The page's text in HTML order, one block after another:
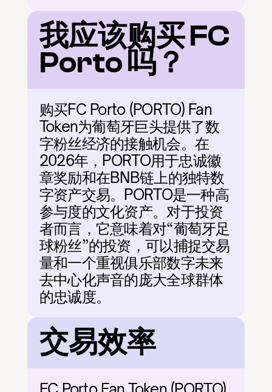
我应该购买 FC
Porto 吗？
购买FC Porto (PORTO) Fan
Token为葡萄牙巨头提供了数
字粉丝经济的接触机会。在
2026年，PORTO用于忠诚徽
章奖励和在BNB链上的独特数
字资产交易。PORTO是一种高
参与度的文化资产。对于投资
者而言，它意味着对“葡萄牙足
球粉丝”的投资，可以捕捉交易
量和一个重视俱乐部数字未来
去中心化声音的庞大全球群体
的忠诚度。
交易效率